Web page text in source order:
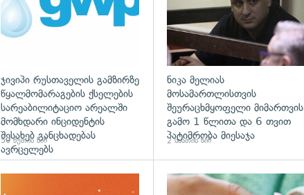
ჯივიპი რუსთაველის გამზირზე
წყალმომარაგების ქსელების
სარეაბილიტაციო არეალში
მომხდარი ინციდენტის
შესახებ განცხადებას
ავრცელებს
50 წუთის წინ
ნიკა მელიას
მოსამართლისთვის
შეურაცხმყოფელი მიმართვის
გამო 1 წლითა და 6 თვით
პატიმრობა მიესაჯა
2 საათის წინ